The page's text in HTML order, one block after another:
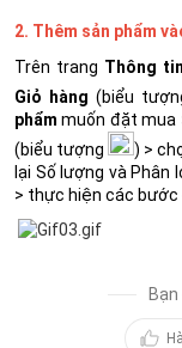
2. Thêm sản phẩm
Trên trang Thông
Giỏ hàng (biểu
phẩm muốn đặt mua
(biểu tượng
) >
lại Số lượng và Phân
> thực hiện các bước